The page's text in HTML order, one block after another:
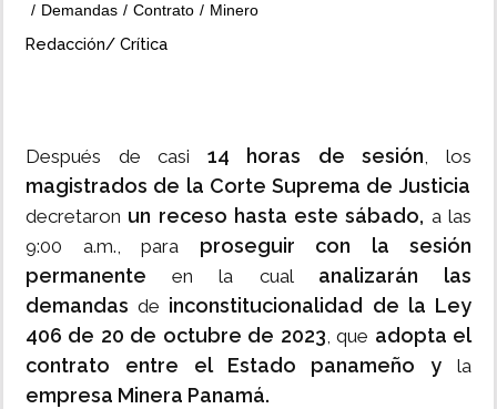
Demandas
Contrato Minero
Redacción/ Crítica
Después de casi 14 horas de sesión, los
magistrados de la Corte Suprema de Justicia
decretaron un receso hasta este sábado, a las
9:00 a.m., para proseguir con la sesión
permanente en la cual analizarán las
demandas de inconstitucionalidad de la Ley
406 de 20 de octubre de 2023, que adopta el
contrato entre el Estado panameño y la
empresa Minera Panamá.